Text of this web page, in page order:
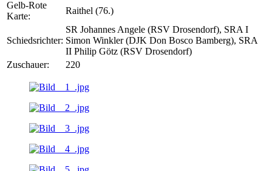
Gelb-Rote
Karte:
Raithel (76.)
Schiedsrichter:
SR Johannes Angele (RSV Drosendorf), SRA I
Simon Winkler (DJK Don Bosco Bamberg), SRA
II Philip Götz (RSV Drosendorf)
Zuschauer:
220